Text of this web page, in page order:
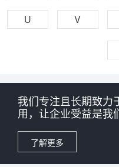
U V
我们专注且长期致力
用，让企业受益是我
了解更多